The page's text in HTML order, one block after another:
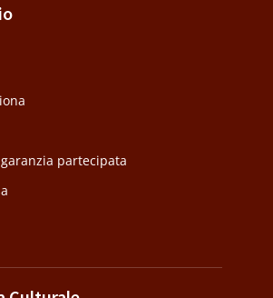
partecipata